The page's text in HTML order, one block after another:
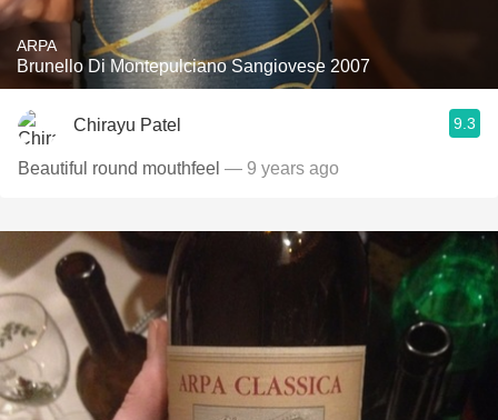
ARPA
Brunello Di Montepulciano Sangiovese 2007
Chirayu Patel 9.3
Beautiful round mouthfeel — 9 years ago